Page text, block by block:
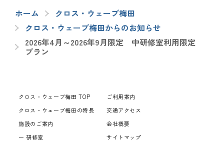
ホーム
クロス・ウェーブ梅田
クロス・ウェーブ梅田からのお知らせ
2026年4月～2026年9月限定 中研修室利用限定
プラン
クロス・ウェーブ梅田 TOP
クロス・ウェーブ梅田の特長
施設のご案内
研修室
ご利用案内
交通アクセス
会社概要
サイトマップ